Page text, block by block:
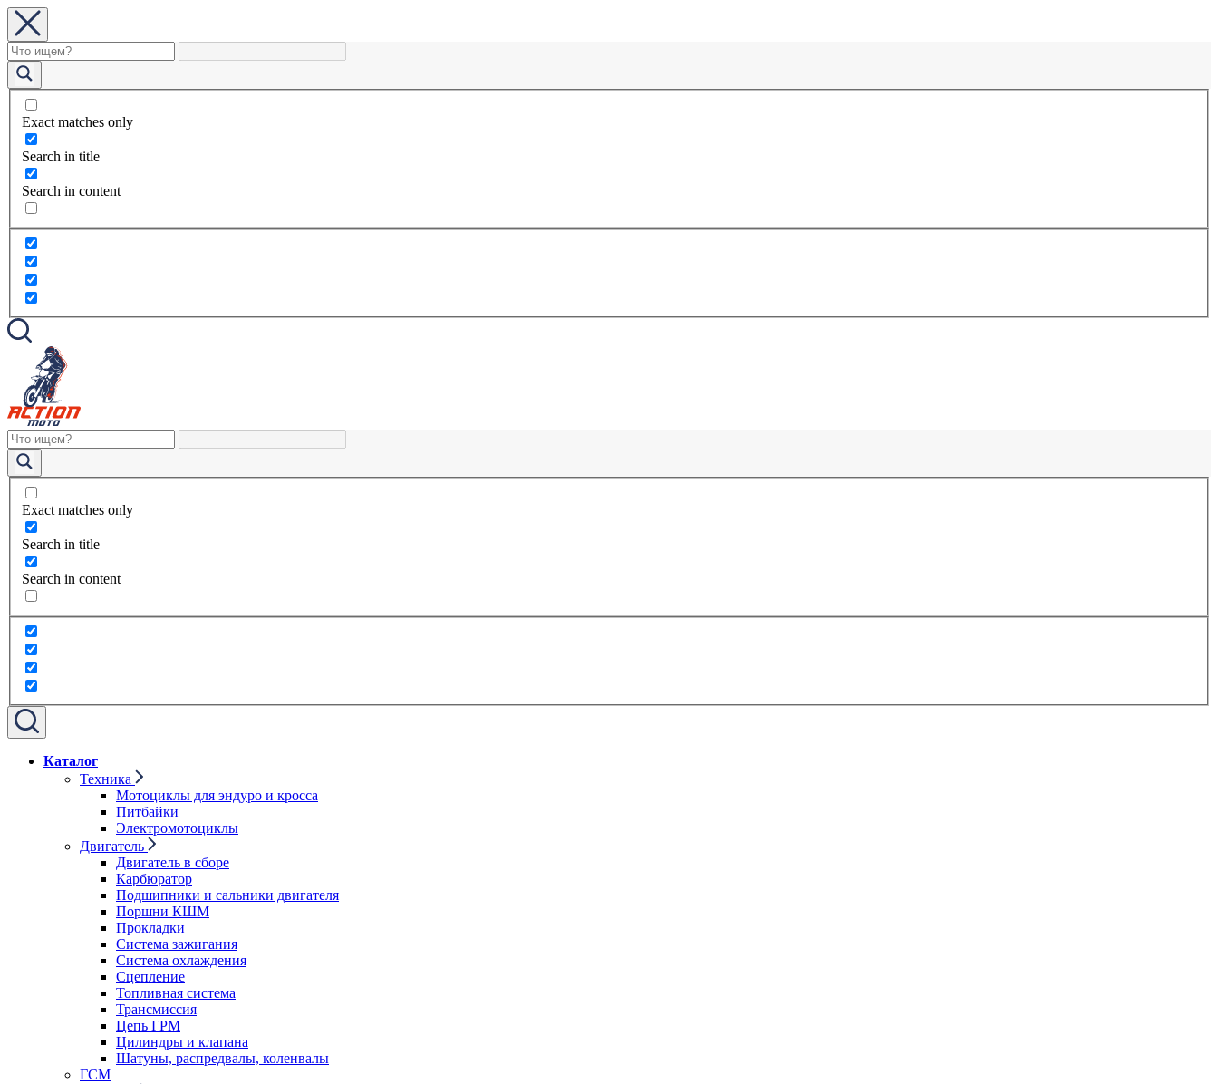
Exact matches only
Search in title
Search in content
Exact matches only
Search in title
Search in content
Каталог
Техника
Мотоциклы для эндуро и кросса
Питбайки
Электромотоциклы
Двигатель
Двигатель в сборе
Карбюратор
Подшипники и сальники двигателя
Поршни КШМ
Прокладки
Система зажигания
Система охлаждения
Сцепление
Топливная система
Трансмиссия
Цепь ГРМ
Цилиндры и клапана
Шатуны, распредвалы, коленвалы
ГСМ